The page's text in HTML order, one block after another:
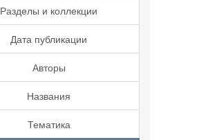
Разделы и коллекции
Дата публикации
Авторы
Названия
Тематика